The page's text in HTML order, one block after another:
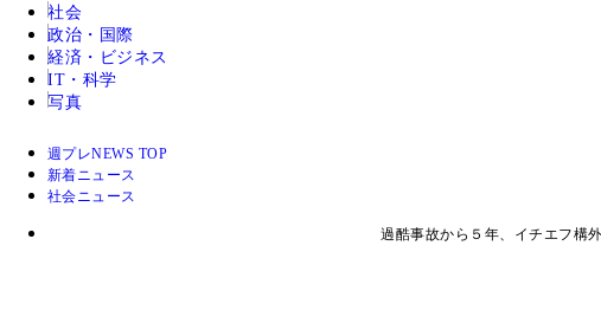
社会
政治・国際
経済・ビジネス
IT・科学
写真
週プレNEWS TOP
新着ニュース
社会ニュース
過酷事故から５年、イチエフ構